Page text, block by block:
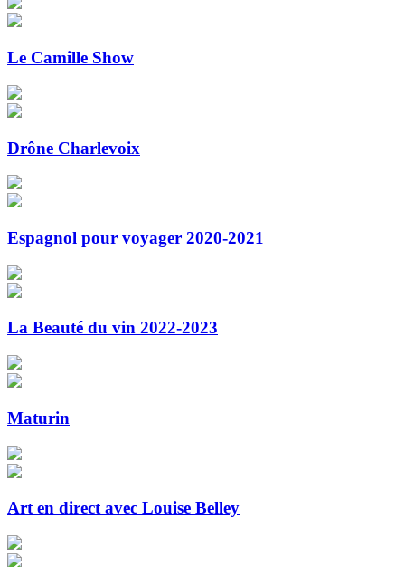
Le Camille Show
Drône Charlevoix
Espagnol pour voyager 2020-2021
La Beauté du vin 2022-2023
Maturin
Art en direct avec Louise Belley